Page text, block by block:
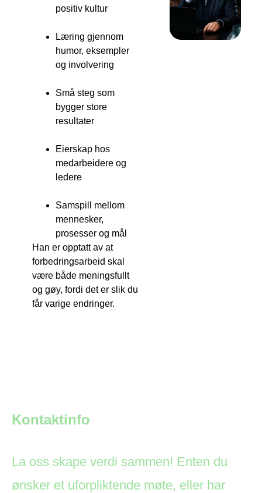
positiv kultur
Læring gjennom
humor, eksempler
og involvering
Små steg som
bygger store
resultater
Eierskap hos
medarbeidere og
ledere
Samspill mellom
mennesker,
prosesser og mål
Han er opptatt av at
forbedringsarbeid skal
være både meningsfullt
og gøy, fordi det er slik du
får varige endringer.
Kontaktinfo
La oss skape verdi sammen! Enten du
ønsker et uforpliktende møte, eller har